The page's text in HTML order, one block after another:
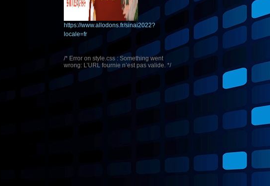
https://www.allodons.fr/sinai2022?
locale=fr
/* Error on style.css : Something went
wrong: L’URL fournie n’est pas valide. */